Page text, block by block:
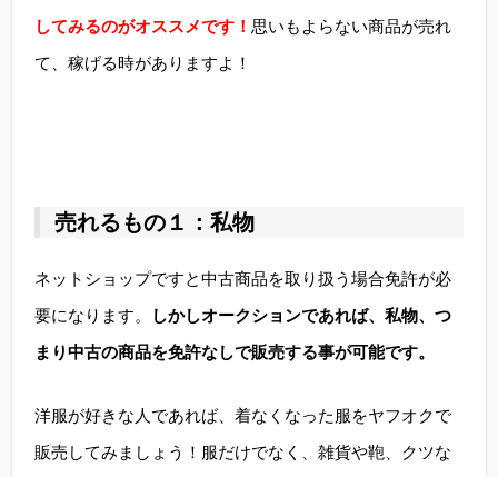
してみるのがオススメです！ 思いもよらない商品が売れ
て、稼げる時がありますよ！
売れるもの１：私物
ネットショップですと中古商品を取り扱う場合免許が必
要になります。
しかしオークションであれば、私物、つ
まり中古の商品を免許なしで販売する事が可能です。
洋服が好きな人であれば、着なくなった服をヤフオクで
販売してみましょう！服だけでなく、雑貨や鞄、クツな